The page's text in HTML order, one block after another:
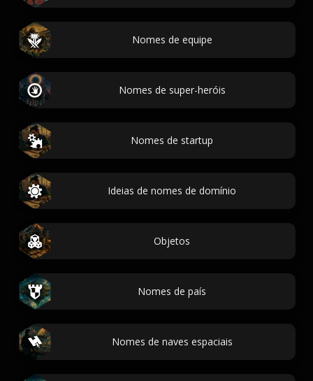
Nomes de equipe
Nomes de super-heróis
Nomes de startup
Ideias de nomes de domínio
Objetos
Nomes de país
Nomes de naves espaciais